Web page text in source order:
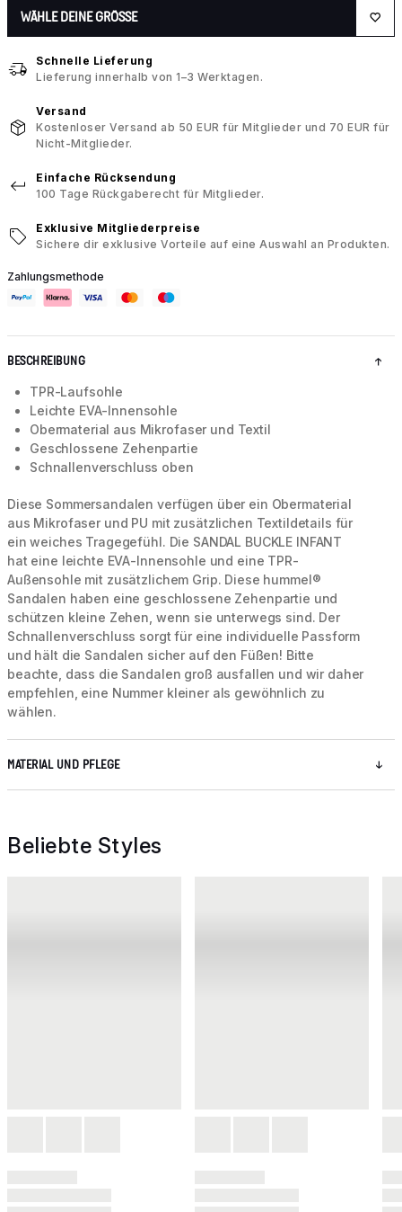
WÄHLE DEINE GRÖSSE
Schnelle Lieferung
Lieferung innerhalb von 1–3 Werktagen.
Versand
Kostenloser Versand ab 50 EUR für Mitglieder und 70 EUR für
Nicht-Mitglieder.
Einfache Rücksendung
100 Tage Rückgaberecht für Mitglieder.
Exklusive Mitgliederpreise
Sichere dir exklusive Vorteile auf eine Auswahl an Produkten.
Zahlungsmethode
BESCHREIBUNG
TPR-Laufsohle
Leichte EVA-Innensohle
Obermaterial aus Mikrofaser und Textil
Geschlossene Zehenpartie
Schnallenverschluss oben
Diese Sommersandalen verfügen über ein Obermaterial
aus Mikrofaser und PU mit zusätzlichen Textildetails für
ein weiches Tragegefühl. Die SANDAL BUCKLE INFANT
hat eine leichte EVA-Innensohle und eine TPR-
Außensohle mit zusätzlichem Grip. Diese hummel®
Sandalen haben eine geschlossene Zehenpartie und
schützen kleine Zehen, wenn sie unterwegs sind. Der
Schnallenverschluss sorgt für eine individuelle Passform
und hält die Sandalen sicher auf den Füßen! Bitte
beachte, dass die Sandalen groß ausfallen und wir daher
empfehlen, eine Nummer kleiner als gewöhnlich zu
wählen.
MATERIAL UND PFLEGE
Beliebte Styles